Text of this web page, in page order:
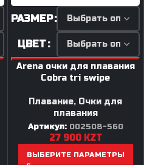
РАЗМЕР
ЦВЕТ
Arena очки для плавания
Cobra tri swipe
Плавание, Очки для
плавания
Артикул: 002508-560
27 900 KZT
ВЫБЕРИТЕ ПАРАМЕТРЫ